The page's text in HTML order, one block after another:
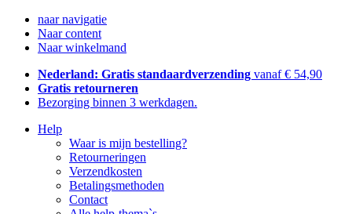
naar navigatie
Naar content
Naar winkelmand
Nederland: Gratis standaardverzending vanaf € 54,90
Gratis retourneren
Bezorging binnen 3 werkdagen.
Help
Waar is mijn bestelling?
Retourneringen
Verzendkosten
Betalingsmethoden
Contact